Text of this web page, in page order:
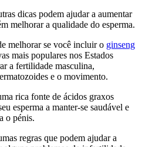
dicas podem ajudar a aumentar
melhorar a qualidade do esperma.
melhorar se você incluir o ginseng
mais populares nos Estados
a fertilidade masculina,
e o movimento.
rica fonte de ácidos graxos
esperma a manter-se saudável e
o pénis.
regras que podem ajudar a